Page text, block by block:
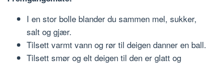
I en stor bolle blander du sammen mel, sukker,
salt og gjær.
Tilsett varmt vann og rør til deigen danner en ball.
Tilsett smør og elt deigen til den er glatt og